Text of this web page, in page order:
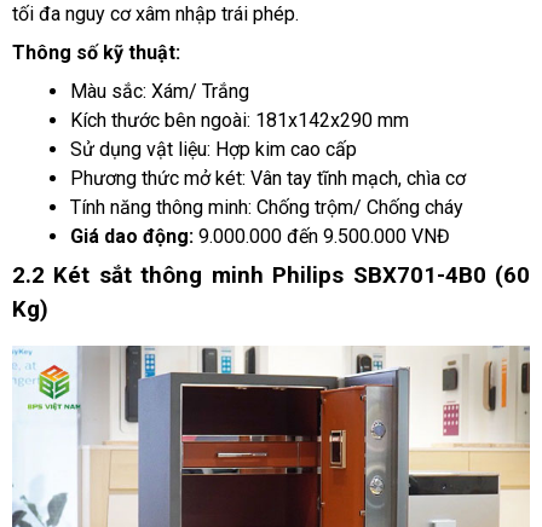
tối đa nguy cơ xâm nhập trái phép.
Thông số kỹ thuật:
Màu sắc: Xám/ Trắng
Kích thước bên ngoài: 181x142x290 mm
Sử dụng vật liệu: Hợp kim cao cấp
Phương thức mở két: Vân tay tĩnh mạch, chìa cơ
Tính năng thông minh: Chống trộm/ Chống cháy
Giá dao động: 9.000.000 đến 9.500.000 VNĐ
2.2 Két sắt thông minh Philips SBX701-4B0 (60
Kg)